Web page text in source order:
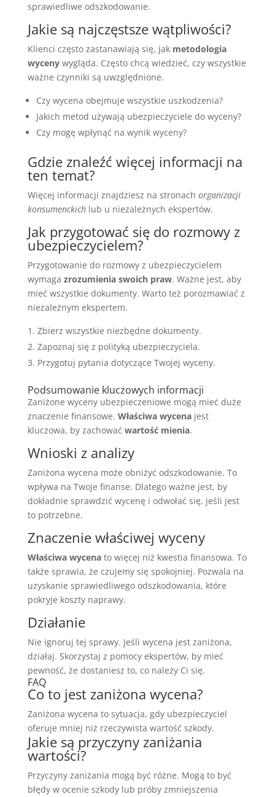
sprawiedliwe odszkodowanie.
Jakie są najczęstsze wątpliwości?
Klienci często zastanawiają się, jak metodologia
wycenywygląda. Często chcą wiedzieć, czy wszystkie
ważne czynniki są uwzględnione.
Czy wycena obejmuje wszystkie uszkodzenia?
Jakich metod używają ubezpieczyciele do wyceny?
Czy mogę wpłynąć na wynik wyceny?
Gdzie znaleźć więcej informacji na
ten temat?
Więcej informacji znajdziesz na stronach organizacji
konsumenckichlub u niezależnych ekspertów.
Jak przygotować się do rozmowy z
ubezpieczycielem?
Przygotowanie do rozmowy z ubezpieczycielem
wymaga zrozumienia swoich praw. Ważne jest, aby
mieć wszystkie dokumenty. Warto też porozmawiać z
niezależnym ekspertem.
Zbierz wszystkie niezbędne dokumenty.
Zapoznaj się z polityką ubezpieczyciela.
Przygotuj pytania dotyczące Twojej wyceny.
Podsumowanie kluczowych informacji
Zaniżone wyceny ubezpieczeniowe mogą mieć duże
znaczenie finansowe. Właściwa wycenajest
kluczowa, by zachować wartość mienia.
Wnioski z analizy
Zaniżona wycena może obniżyć odszkodowanie. To
wpływa na Twoje finanse. Dlatego ważne jest, by
dokładnie sprawdzić wycenę i odwołać się, jeśli jest
to potrzebne.
Znaczenie właściwej wyceny
Właściwa wycenato więcej niż kwestia finansowa. To
także sprawia, że czujemy się spokojniej. Pozwala na
uzyskanie sprawiedliwego odszkodowania, które
pokryje koszty naprawy.
Działanie
Nie ignoruj tej sprawy. Jeśli wycena jest zaniżona,
działaj. Skorzystaj z pomocy ekspertów, by mieć
pewność, że dostaniesz to, co należy Ci się.
FAQ
Co to jest zaniżona wycena?
Zaniżona wycena to sytuacja, gdy ubezpieczyciel
oferuje mniej niż rzeczywista wartość szkody.
Jakie są przyczyny zaniżania
wartości?
Przyczyny zaniżania mogą być różne. Mogą to być
błędy w ocenie szkody lub próby zmniejszenia